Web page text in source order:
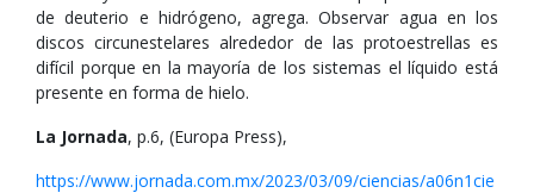
de deuterio e hidrógeno, agrega. Observar agua en los
discos circunestelares alrededor de las protoestrellas es
difícil porque en la mayoría de los sistemas el líquido está
presente en forma de hielo.
La Jornada, p.6, (Europa Press),
https://www.jornada.com.mx/2023/03/09/ciencias/a06n1cie